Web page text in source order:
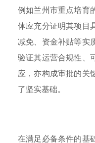
例如兰州市重点培育
体应充分证明其项目
减免、资金补贴等实
验证其运营合规性、
应，亦构成审批的关
了坚实基础。
在满足必备条件的基